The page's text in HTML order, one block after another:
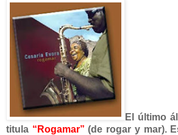
El último
titula “Rogamar” (de rogar y mar).